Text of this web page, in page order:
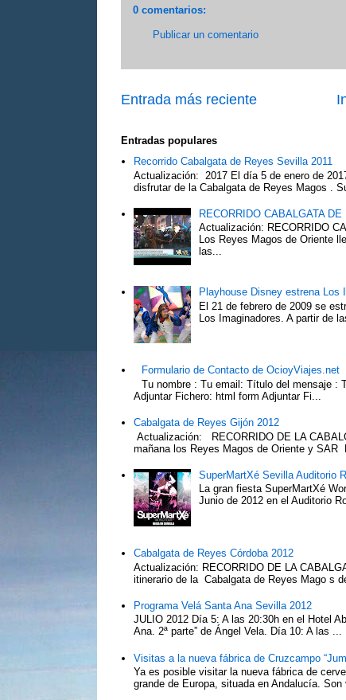
0 comentarios:
Publicar un comentario
Entrada más reciente
Entradas populares
Recorrido Cabalgata de Reyes Sevilla 2011
Actualización: 2017 El día 5 de enero de
disfrutar de la Cabalgata de Reyes Magos .
RECORRIDO CABALGATA
Actualización: RECORRIDO
Los Reyes Magos de Oriente
las...
Playhouse Disney estrena Los
El 21 de febrero de 2009 se
Los Imaginadores. A partir de
Formulario de Contacto de OcioyViajes.net
Tu nombre : Tu email: Título del mensaje :
Adjuntar Fichero: html form Adjuntar Fi...
Cabalgata de Reyes Gijón 2012
Actualización: RECORRIDO DE LA
mañana los Reyes Magos de Oriente y SAR
SuperMartXé Sevilla Auditorio
La gran fiesta SuperMartXé
Junio de 2012 en el Auditorio
Cabalgata de Reyes Córdoba 2012
Actualización: RECORRIDO DE LA
itinerario de la Cabalgata de Reyes Mago s
Programa Velá Santa Ana Sevilla 2012
JULIO 2012 Día 5: A las 20:30h en el Hotel
Ana. 2ª parte” de Ángel Vela. Día 10: A las ...
Visitas a la nueva fábrica de Cruzcampo
Ya es posible visitar la nueva fábrica de
grande de Europa, situada en Andalucía.